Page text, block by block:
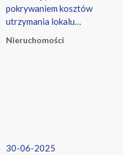
pokrywaniem kosztów
utrzymania lokalu
mieszkalnego.
Nieruchomości
30-06-2025